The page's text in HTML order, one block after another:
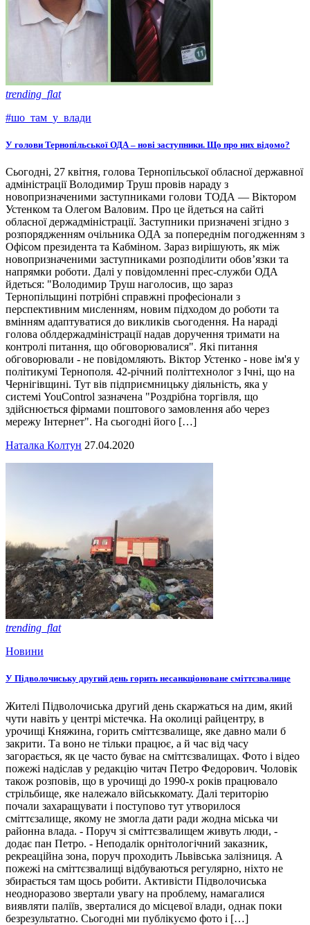
trending_flat
#шо_там_у_влади
У голови Тернопільської ОДА – нові заступники. Що про них відомо?
Сьогодні, 27 квітня, голова Тернопільської обласної державної
адміністрації Володимир Труш провів нараду з
новопризначеними заступниками голови ТОДА — Віктором
Устенком та Олегом Валовим. Про це йдеться на сайті
обласної держадміністрації. Заступники призначені згідно з
розпорядженням очільника ОДА за попереднім погодженням з
Офісом президента та Кабміном. Зараз вирішують, як між
новопризначеними заступниками розподілити обов’язки та
напрямки роботи. Далі у повідомленні прес-служби ОДА
йдеться: "Володимир Труш наголосив, що зараз
Тернопільщині потрібні справжні професіонали з
перспективним мисленням, новим підходом до роботи та
вмінням адаптуватися до викликів сьогодення. На нараді
голова облдержадміністрації надав доручення тримати на
контролі питання, що обговорювалися". Які питання
обговорювали - не повідомляють. Віктор Устенко - нове ім'я у
політикумі Тернополя. 42-річний політтехнолог з Ічні, що на
Чернігівщині. Тут вів підприємницьку діяльність, яка у
системі YouControl зазначена "Роздрібна торгівля, що
здійснюється фірмами поштового замовлення або через
мережу Інтернет". На сьогодні його […]
Наталка Колтун 27.04.2020
trending_flat
Новини
У Підволочиську другий день горить несанкціоноване сміттєзвалище
Жителі Підволочиська другий день скаржаться на дим, який
чути навіть у центрі містечка. На околиці райцентру, в
урочищі Княжина, горить сміттєзвалище, яке давно мали б
закрити. Та воно не тільки працює, а й час від часу
загорається, як це часто буває на сміттєзвалищах. Фото і відео
пожежі надіслав у редакцію читач Петро Федорович. Чоловік
також розповів, що в урочищі до 1990-х років працювало
стрільбище, яке належало військкомату. Далі територію
почали захаращувати і поступово тут утворилося
сміттєзалище, якому не змогла дати ради жодна міська чи
районна влада. - Поруч зі сміттєзвалищем живуть люди, -
додає пан Петро. - Неподалік орнітологічний заказник,
рекреаційна зона, поруч проходить Львівська залізниця. А
пожежі на сміттєзвалищі відбуваються регулярно, ніхто не
збирається там щось робити. Активісти Підволочиська
неодноразово звертали увагу на проблему, намагалися
виявляти паліїв, зверталися до місцевої влади, однак поки
безрезультатно. Сьогодні ми публікуємо фото і […]